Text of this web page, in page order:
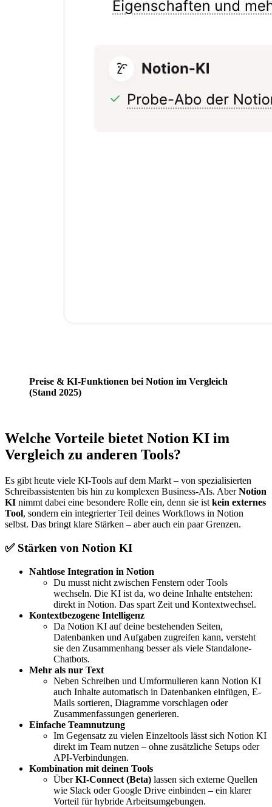
Preise & KI-Funktionen bei Notion im Vergleich
(Stand 2025)
Welche Vorteile bietet Notion KI im
Vergleich zu anderen Tools?
Es gibt heute viele KI-Tools auf dem Markt – von spezialisierten
Schreibassistenten bis hin zu komplexen Business-AIs. AberNotion
KI nimmt dabei eine besondere Rolle ein, denn sie ist kein externes
Tool, sondern ein integrierter Teil deines Workflows in Notion
selbst. Das bringt klare Stärken – aber auch ein paar Grenzen.
✅ Stärken von Notion KI
Nahtlose Integration in Notion
Du musst nicht zwischen Fenstern oder Tools
wechseln. Die KI ist da, wo deine Inhalte entstehen:
direkt in Notion. Das spart Zeit und Kontextwechsel.
Kontextbezogene Intelligenz
Da Notion KI auf deine bestehenden Seiten,
Datenbanken und Aufgaben zugreifen kann, versteht
sie den Zusammenhang besser als viele Standalone-
Chatbots.
Mehr als nur Text
Neben Schreiben und Umformulieren kann Notion KI
auch Inhalte automatisch in Datenbanken einfügen, E-
Mails sortieren, Diagramme vorschlagen oder
Zusammenfassungen generieren.
Einfache Teamnutzung
Im Gegensatz zu vielen Einzeltools lässt sich Notion KI
direkt im Team nutzen – ohne zusätzliche Setups oder
API-Verbindungen.
Kombination mit deinen Tools
ÜberKI-Connect (Beta) lassen sich externe Quellen
wie Slack oder Google Drive einbinden – ein klarer
Vorteil für hybride Arbeitsumgebungen.